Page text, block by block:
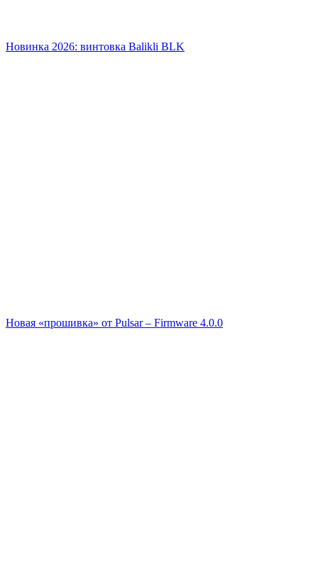
Новинка 2026: винтовка Balikli BLK
Новая «прошивка» от Pulsar – Firmware 4.0.0